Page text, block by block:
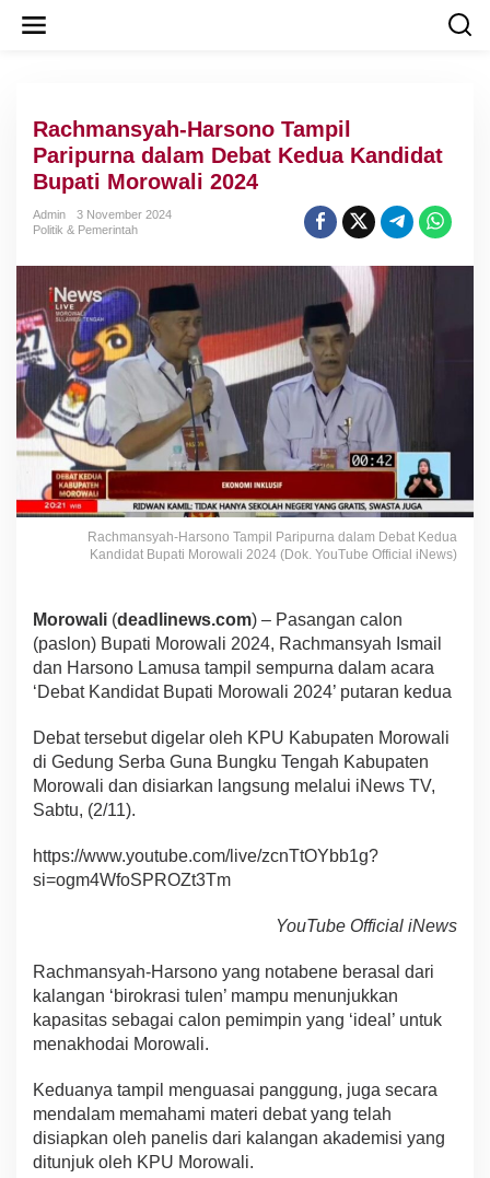
Rachmansyah-Harsono Tampil
Paripurna dalam Debat Kedua Kandidat
Bupati Morowali 2024
Admin
3 November 2024
Politik & Pemerintah
Rachmansyah-Harsono Tampil Paripurna dalam Debat Kedua
Kandidat Bupati Morowali 2024 (Dok. YouTube Official iNews)
Morowali (deadlinews.com) – Pasangan calon
(paslon) Bupati Morowali 2024, Rachmansyah Ismail
dan Harsono Lamusa tampil sempurna dalam acara
‘Debat Kandidat Bupati Morowali 2024’ putaran kedua
Debat tersebut digelar oleh KPU Kabupaten Morowali
di Gedung Serba Guna Bungku Tengah Kabupaten
Morowali dan disiarkan langsung melalui iNews TV,
Sabtu, (2/11).
https://www.youtube.com/live/zcnTtOYbb1g?
si=ogm4WfoSPROZt3Tm
YouTube Official iNews
Rachmansyah-Harsono yang notabene berasal dari
kalangan ‘birokrasi tulen’ mampu menunjukkan
kapasitas sebagai calon pemimpin yang ‘ideal’ untuk
menakhodai Morowali.
Keduanya tampil menguasai panggung, juga secara
mendalam memahami materi debat yang telah
disiapkan oleh panelis dari kalangan akademisi yang
ditunjuk oleh KPU Morowali.